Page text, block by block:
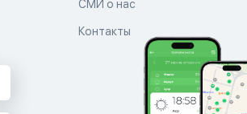
СМИ о нас
Контакты